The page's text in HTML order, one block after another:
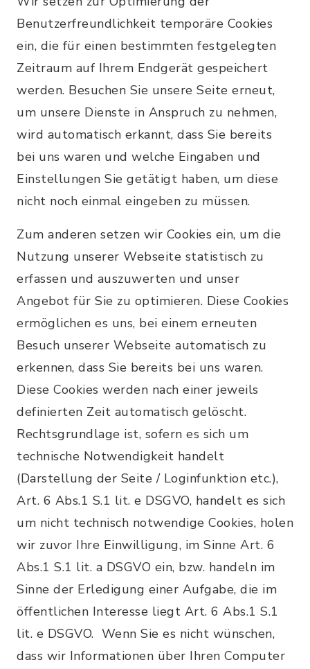
Benutzerfreundlichkeit temporäre Cookies
ein, die für einen bestimmten festgelegten
Zeitraum auf Ihrem Endgerät gespeichert
werden. Besuchen Sie unsere Seite erneut,
um unsere Dienste in Anspruch zu nehmen,
wird automatisch erkannt, dass Sie bereits
bei uns waren und welche Eingaben und
Einstellungen Sie getätigt haben, um diese
nicht noch einmal eingeben zu müssen.
Zum anderen setzen wir Cookies ein, um die
Nutzung unserer Webseite statistisch zu
erfassen und auszuwerten und unser
Angebot für Sie zu optimieren. Diese Cookies
ermöglichen es uns, bei einem erneuten
Besuch unserer Webseite automatisch zu
erkennen, dass Sie bereits bei uns waren.
Diese Cookies werden nach einer jeweils
definierten Zeit automatisch gelöscht.
Rechtsgrundlage ist, sofern es sich um
technische Notwendigkeit handelt
(Darstellung der Seite / Loginfunktion etc.),
Art. 6 Abs.1 S.1 lit. e DSGVO, handelt es sich
um nicht technisch notwendige Cookies, holen
wir zuvor Ihre Einwilligung, im Sinne Art. 6
Abs.1 S.1 lit. a DSGVO ein, bzw. handeln im
Sinne der Erledigung einer Aufgabe, die im
öffentlichen Interesse liegt Art. 6 Abs.1 S.1
lit. e DSGVO. Wenn Sie es nicht wünschen,
dass wir Informationen über Ihren Computer